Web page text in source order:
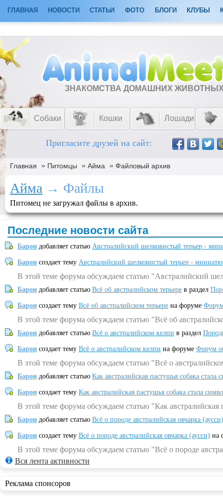
ГЛАВНАЯ НОВОСТИ СТАТЬИ ФОТО БЛОГИ КЛУБЫ
ЗНАКОМСТВА ДОМАШНИХ
Собаки Кошки Лошади
Пригласите друзей на сайт:
Главная » Питомцы » Айма » Файловый архив
Айма → Файлы
Питомец не загружал файлы в архив.
Последние новости сайта
Барон добавляет статью Австралийский шелковистый терьер -
Барон создает тему Австралийский шелковистый терьер -
В этой теме форума обсуждаем статью "Австралийский
Барон добавляет статью Всё об австралийском терьере в раздел
Барон создает тему Всё об австралийском терьере на форуме
В этой теме форума обсуждаем статью "Всё об
Барон добавляет статью Всё о австралийском келпи в раздел
Барон создает тему Всё о австралийском келпи на форуме Форум
В этой теме форума обсуждаем статью "Всё о
Барон добавляет статью Как австралийская пастушья собака
Барон создает тему Как австралийская пастушья собака стала
В этой теме форума обсуждаем статью "Как
Барон добавляет статью Всё о породе австралийская овчарка (аусси)
Барон создает тему Всё о породе австралийская овчарка (аусси) на
В этой теме форума обсуждаем статью "Всё о породе
Вся лента активности
Реклама спонсоров